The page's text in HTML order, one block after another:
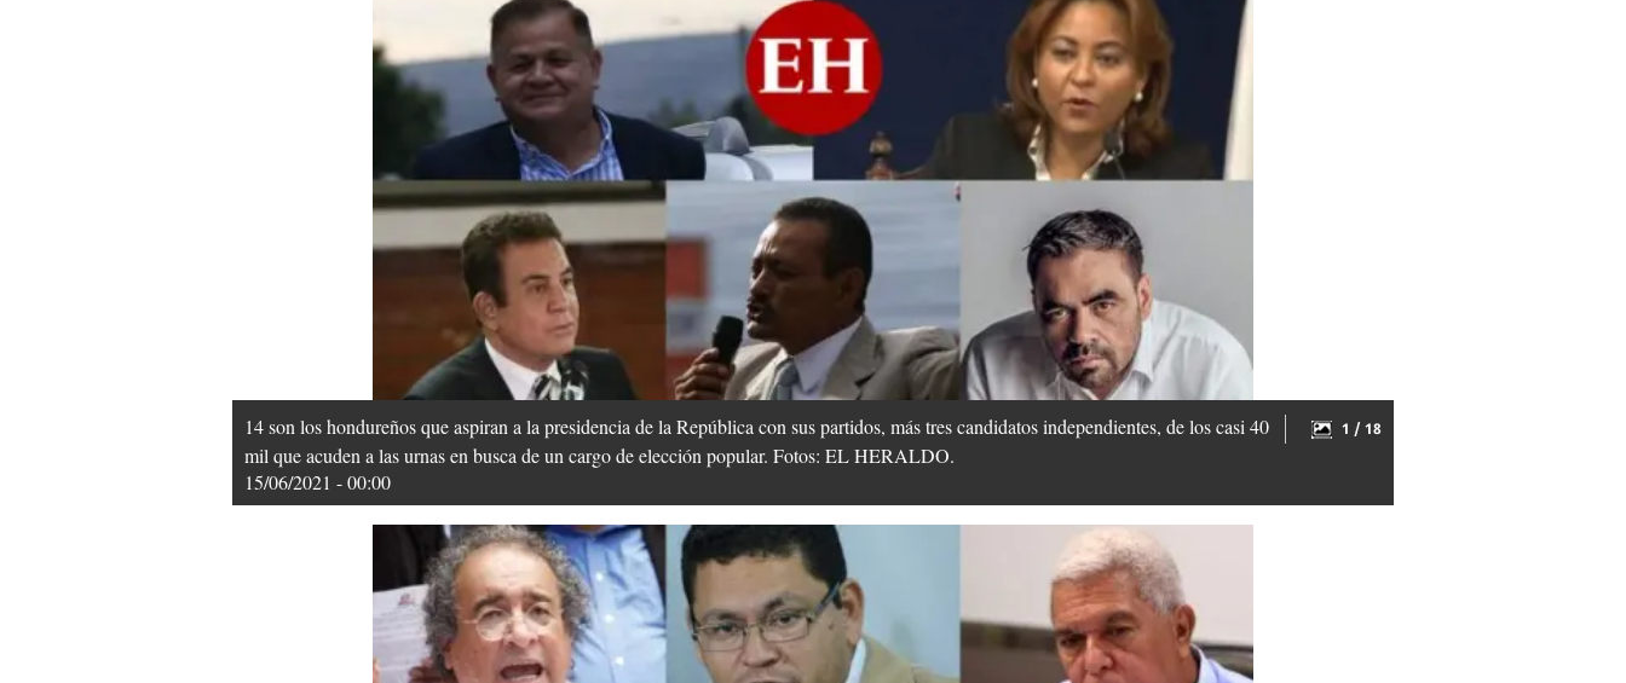
14 son los hondureños que aspiran a la presidencia de la República con sus partidos, más tres candidatos independientes, de los casi 40
mil que acuden a las urnas en busca de un cargo de elección popular. Fotos: EL HERALDO.
15/06/2021 - 00:00
1 / 18